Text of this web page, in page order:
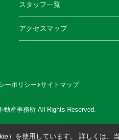
スタッフ一覧
アクセスマップ
ーポリシー サイトマップ
動産事務所 All Rights Reserved.
）を使用しています。 詳しくは、